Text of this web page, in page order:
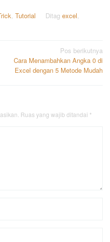
, Tutorial Ditag excel,
Pos berikutnya
Cara Menambahkan Angka 0 di
Excel dengan 5 Metode Mudah
Ruas yang wajib ditandai *